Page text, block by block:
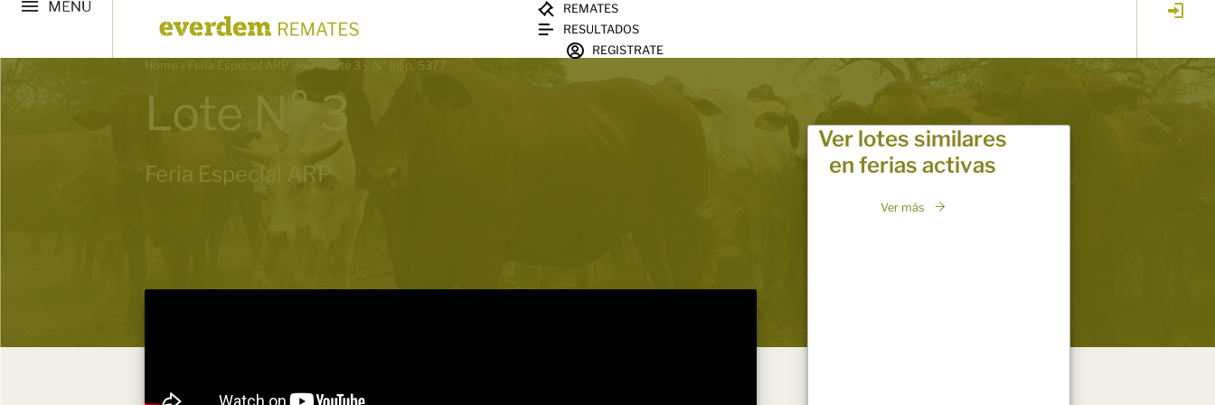
REMATES
RESULTADOS
REGISTRATE
Home » Feria Especial ARP 360»Lote 3 – N° insp. 5377
Lote N° 3
Feria Especial ARP
Ver lotes similares
en ferias activas
Ver más